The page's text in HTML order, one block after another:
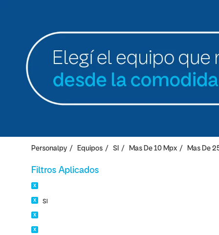
Personalpy Equipos SI Mas De 10 Mpx Mas De
Filtros Aplicados
SI